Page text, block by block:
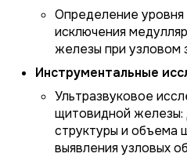
Определение уровня
исключения
железы при узловом
Инструментальные
Ультразвуковое
щитовидной железы:
структуры и объема
выявления узловых